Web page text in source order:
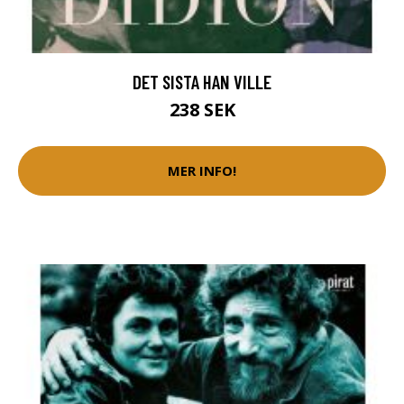
DET SISTA HAN VILLE
238 SEK
MER INFO!